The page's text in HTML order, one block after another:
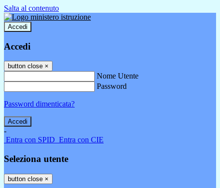
Salta al contenuto
Accedi
Accedi
button close ×
Nome Utente
Password
Password dimenticata?
-
Entra con SPID Entra con CIE
Seleziona utente
button close ×